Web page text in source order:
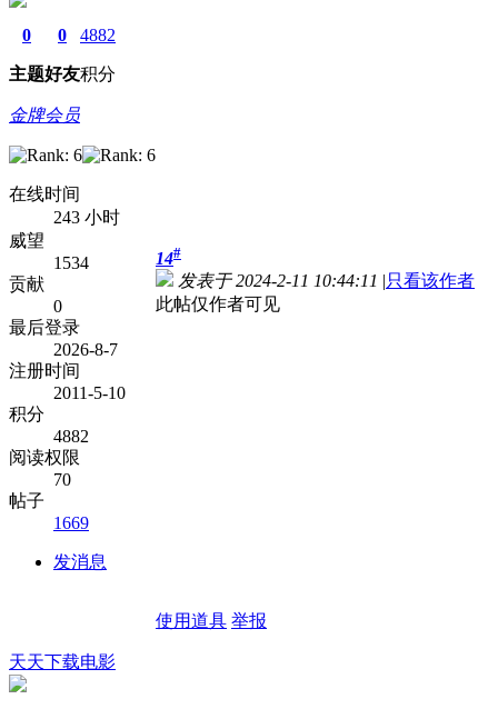
0
主题
0
好友
4882
积分
金牌会员
在线时间
243 小时
威望
1534
贡献
0
最后登录
2026-8-7
注册时间
2011-5-10
积分
4882
阅读权限
70
帖子
1669
发消息
14#
发表于 2024-2-11 10:44:11 |只看该作者
此帖仅作者可见
使用道具 举报
天天下载电影